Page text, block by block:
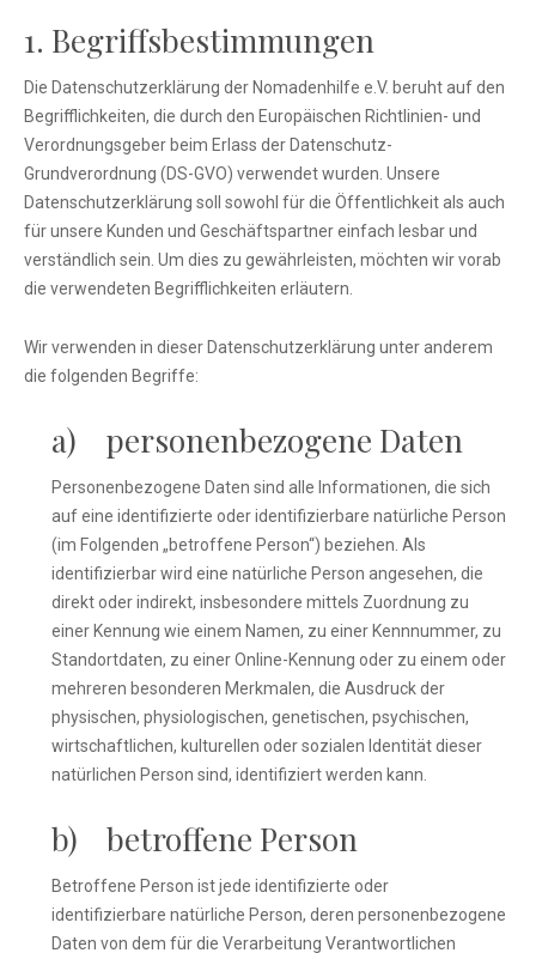
1. Begriffsbestimmungen
Die Datenschutzerklärung der Nomadenhilfe e.V. beruht auf den
Begrifflichkeiten, die durch den Europäischen Richtlinien- und
Verordnungsgeber beim Erlass der Datenschutz-
Grundverordnung (DS-GVO) verwendet wurden. Unsere
Datenschutzerklärung soll sowohl für die Öffentlichkeit als auch
für unsere Kunden und Geschäftspartner einfach lesbar und
verständlich sein. Um dies zu gewährleisten, möchten wir vorab
die verwendeten Begrifflichkeiten erläutern.
Wir verwenden in dieser Datenschutzerklärung unter anderem
die folgenden Begriffe:
a) personenbezogene Daten
Personenbezogene Daten sind alle Informationen, die sich
auf eine identifizierte oder identifizierbare natürliche Person
(im Folgenden „betroffene Person“) beziehen. Als
identifizierbar wird eine natürliche Person angesehen, die
direkt oder indirekt, insbesondere mittels Zuordnung zu
einer Kennung wie einem Namen, zu einer Kennnummer, zu
Standortdaten, zu einer Online-Kennung oder zu einem oder
mehreren besonderen Merkmalen, die Ausdruck der
physischen, physiologischen, genetischen, psychischen,
wirtschaftlichen, kulturellen oder sozialen Identität dieser
natürlichen Person sind, identifiziert werden kann.
b) betroffene Person
Betroffene Person ist jede identifizierte oder
identifizierbare natürliche Person, deren personenbezogene
Daten von dem für die Verarbeitung Verantwortlichen